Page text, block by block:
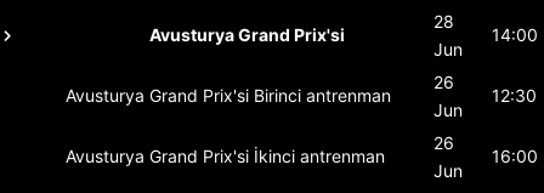
Avusturya Grand Prix'si
28
Jun
14:00
Avusturya Grand Prix'si Birinci antrenman
26
Jun
12:30
Avusturya Grand Prix'si İkinci antrenman
26
Jun
16:00